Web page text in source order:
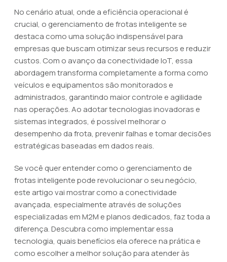
No cenário atual, onde a eficiência operacional é
crucial, o gerenciamento de frotas inteligente se
destaca como uma solução indispensável para
empresas que buscam otimizar seus recursos e reduzir
custos. Com o avanço da conectividade IoT, essa
abordagem transforma completamente a forma como
veículos e equipamentos são monitorados e
administrados, garantindo maior controle e agilidade
nas operações. Ao adotar tecnologias inovadoras e
sistemas integrados, é possível melhorar o
desempenho da frota, prevenir falhas e tomar decisões
estratégicas baseadas em dados reais.
Se você quer entender como o gerenciamento de
frotas inteligente pode revolucionar o seu negócio,
este artigo vai mostrar como a conectividade
avançada, especialmente através de soluções
especializadas em M2M e planos dedicados, faz toda a
diferença. Descubra como implementar essa
tecnologia, quais benefícios ela oferece na prática e
como escolher a melhor solução para atender às